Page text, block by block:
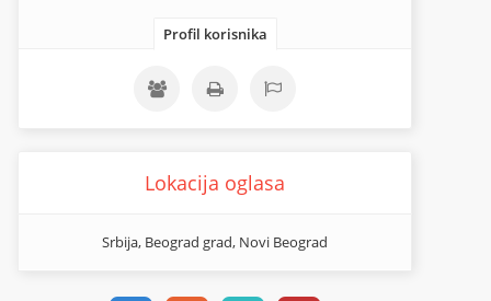
Profil korisnika
Lokacija oglasa
Srbija, Beograd grad, Novi Beograd